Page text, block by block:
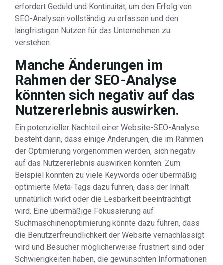
erfordert Geduld und Kontinuität, um den Erfolg von
SEO-Analysen vollständig zu erfassen und den
langfristigen Nutzen für das Unternehmen zu
verstehen.
Manche Änderungen im
Rahmen der SEO-Analyse
könnten sich negativ auf das
Nutzererlebnis auswirken.
Ein potenzieller Nachteil einer Website-SEO-Analyse
besteht darin, dass einige Änderungen, die im Rahmen
der Optimierung vorgenommen werden, sich negativ
auf das Nutzererlebnis auswirken könnten. Zum
Beispiel könnten zu viele Keywords oder übermäßig
optimierte Meta-Tags dazu führen, dass der Inhalt
unnatürlich wirkt oder die Lesbarkeit beeinträchtigt
wird. Eine übermäßige Fokussierung auf
Suchmaschinenoptimierung könnte dazu führen, dass
die Benutzerfreundlichkeit der Website vernachlässigt
wird und Besucher möglicherweise frustriert sind oder
Schwierigkeiten haben, die gewünschten Informationen